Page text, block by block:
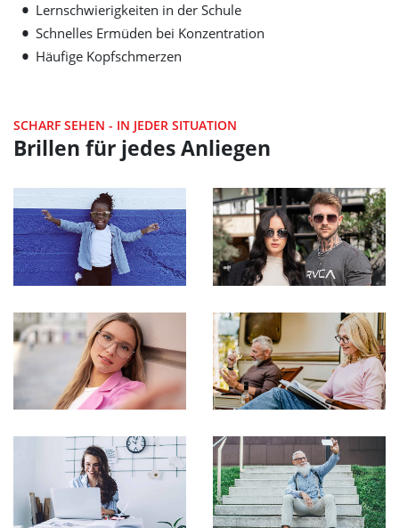
Lernschwierigkeiten in der Schule
Schnelles Ermüden bei Konzentration
Häufige Kopfschmerzen
SCHARF SEHEN - IN JEDER SITUATION
Brillen für jedes Anliegen